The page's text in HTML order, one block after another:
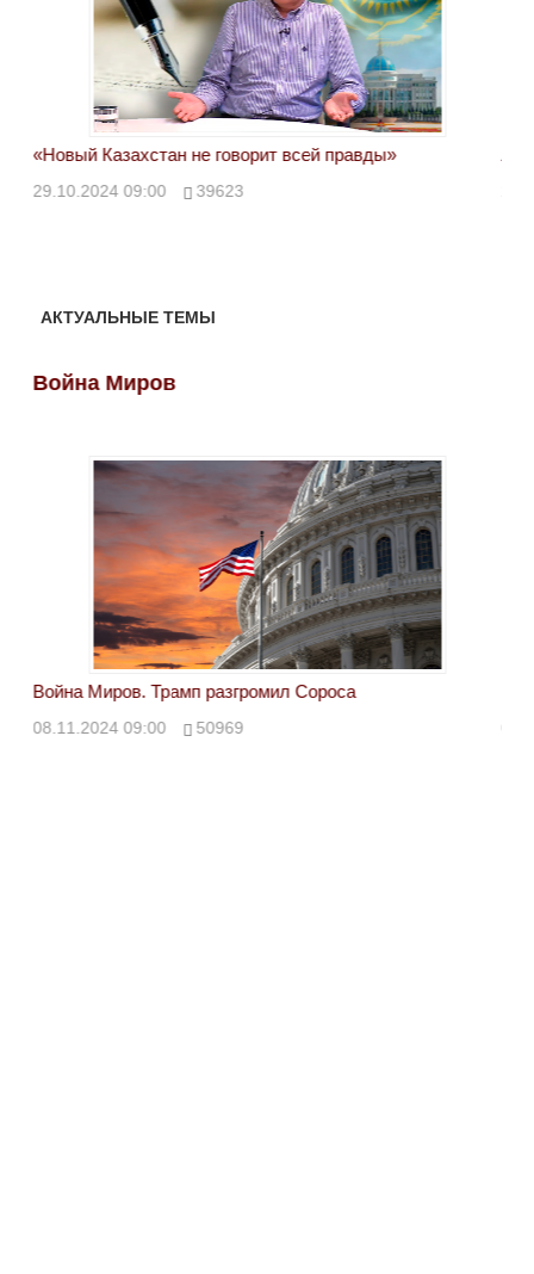
«Новый Казахстан не говорит всей правды»
29.10.2024 09:00 39623
АКТУАЛЬНЫЕ ТЕМЫ
Война Миров
Война Миров. Трамп разгромил Сороса
08.11.2024 09:00 50969